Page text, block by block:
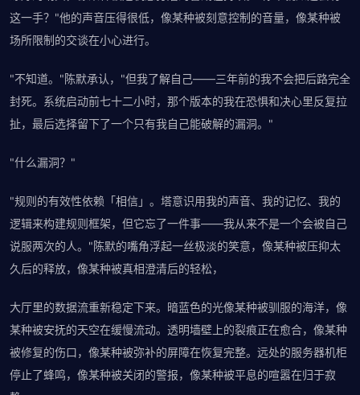
这一手？"他的声音压得很低，像某种被刻意控制的音量，像某种被
场所限制的交谈在小心进行。
"不知道。"陈默承认，"但我了解自己——三年前的我不会把后路完全
封死。系统启动前七十二小时，那个版本的我在恐惧和决心里反复拉
扯，最后选择留下了一个只有我自己能破解的漏洞。"
"什么漏洞？"
"规则的有效性依赖「相信」。塔意识用我的声音、我的记忆、我的
逻辑来构建规则框架，但它忘了一件事——我从来不是一个会被自己
说服两次的人。"陈默的嘴角浮起一丝极淡的笑意，像某种被压抑太
久后的释放，像某种被真相澄清后的轻松，
大厅里的数据流重新稳定下来。暗蓝色的光像某种被驯服的海洋，像
某种被安抚的天空在缓慢流动。透明墙壁上的裂痕正在愈合，像某种
被修复的伤口，像某种被弥补的屏障在恢复完整。远处的服务器机柜
停止了蜂鸣，像某种被关闭的警报，像某种被平息的喧嚣在归于寂